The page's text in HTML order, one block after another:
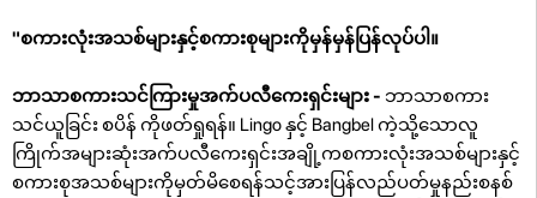
"စကားလုံးအသစ်များနှင့်စကားစုများကိုမှန်မှန်ပြန်လုပ်ပါ။
ဘာသာစကားသင်ကြားမှုအက်ပလီကေးရှင်းများ - ဘာသာစကား
သင်ယူခြင်း စပိန် ကိုဖတ်ရှုရန်။ Lingo နှင့် Bangbel ကဲ့သို့သောလူ
ကြိုက်အများဆုံးအက်ပလီကေးရှင်းအချို့ကစကားလုံးအသစ်များနှင့်
စကားစုအသစ်များကိုမှတ်မိစေရန်သင့်အားပြန်လည်ပတ်မှုနည်းစနစ်